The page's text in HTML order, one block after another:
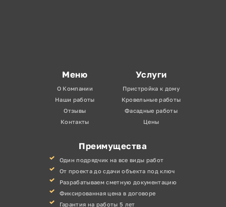
Меню
О Компании
Наши работы
Отзывы
Контакты
Услуги
Пристройка к дому
Кровельные работы
Фасадные работы
Цены
Преимущества
Один подрядчик на все виды работ
От проекта до сдачи объекта под ключ
Разрабатываем сметную документацию
Фиксированная цена в договоре
Гарантия на работы 5 лет